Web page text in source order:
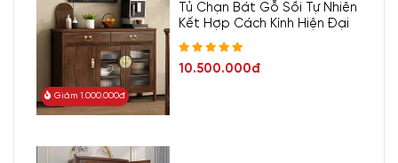
Giảm 1.000.000đ
Tủ Chạn Bát Gỗ Sồi Tự Nhiên
Kết Hợp Cách Kính Hiện Đại
10.500.000đ